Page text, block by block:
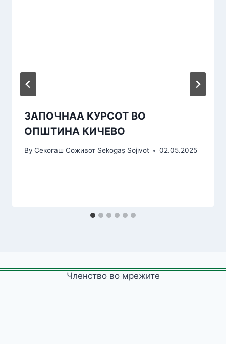
ЗАПОЧНАА КУРСОТ ВО
ОПШТИНА КИЧЕВО
By Секогаш Соживот Sekogaş Sojivot 02.05.2025
Членство во мрежите